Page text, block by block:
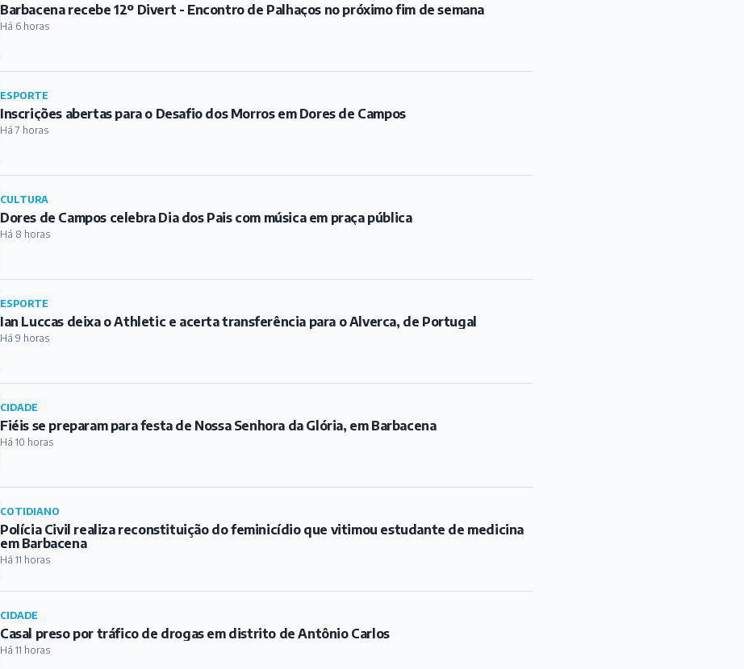
Barbacena recebe 12º Divert - Encontro de Palhaços no próximo fim de semana
Há 6 horas
ESPORTE
Inscrições abertas para o Desafio dos Morros em Dores de Campos
Há 7 horas
CULTURA
Dores de Campos celebra Dia dos Pais com música em praça pública
Há 8 horas
ESPORTE
Ian Luccas deixa o Athletic e acerta transferência para o Alverca, de Portugal
Há 9 horas
CIDADE
Fiéis se preparam para festa de Nossa Senhora da Glória, em Barbacena
Há 10 horas
COTIDIANO
Polícia Civil realiza reconstituição do feminicídio que vitimou estudante de medicina
em Barbacena
Há 11 horas
CIDADE
Casal preso por tráfico de drogas em distrito de Antônio Carlos
Há 11 horas